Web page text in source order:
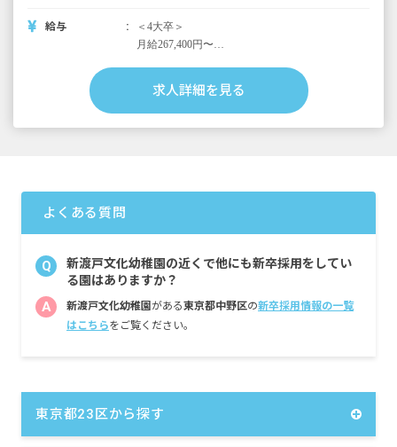
給与
＜4大卒＞
月給267,400円〜
＜短大・専門卒＞
月給260,300円〜
経験加算臨時手当：2,000円
延長保育手当：1,000円
臨時特例手当：9,000円
業務推進手当：20,000円
賞与 基本給の4.2カ月＋人事評価結果で最大
4.8カ月分
求人詳細を見る
よくある質問
Q
新渡戸文化幼稚園の近くで他にも新卒採用をしてい
る園はありますか？
A 新渡戸文化幼稚園がある東京都中野区の新卒採用情報の一覧
はこちらをご覧ください。
東京都23区から探す